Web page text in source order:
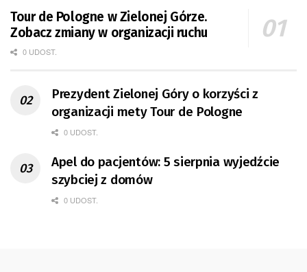
Tour de Pologne w Zielonej Górze.
Zobacz zmiany w organizacji ruchu
0 UDOST.
Prezydent Zielonej Góry o korzyści z
organizacji mety Tour de Pologne
0 UDOST.
Apel do pacjentów: 5 sierpnia wyjedźcie
szybciej z domów
0 UDOST.